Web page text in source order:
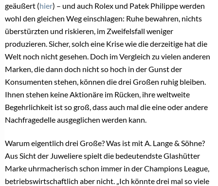
geäußert (hier) – und auch Rolex und Patek Philippe werden
wohl den gleichen Weg einschlagen: Ruhe bewahren, nichts
überstürzten und riskieren, im Zweifelsfall weniger
produzieren. Sicher, solch eine Krise wie die derzeitige hat die
Welt noch nicht gesehen. Doch im Vergleich zu vielen anderen
Marken, die dann doch nicht so hoch in der Gunst der
Konsumenten stehen, können die drei Großen ruhig bleiben.
Ihnen stehen keine Aktionäre im Rücken, ihre weltweite
Begehrlichkeit ist so groß, dass auch mal die eine oder andere
Nachfragedelle ausgeglichen werden kann.
Warum eigentlich drei Große? Was ist mit A. Lange & Söhne?
Aus Sicht der Juweliere spielt die bedeutendste Glashütter
Marke uhrmacherisch schon immer in der Champions League,
betriebswirtschaftlich aber nicht. „Ich könnte drei mal so viele